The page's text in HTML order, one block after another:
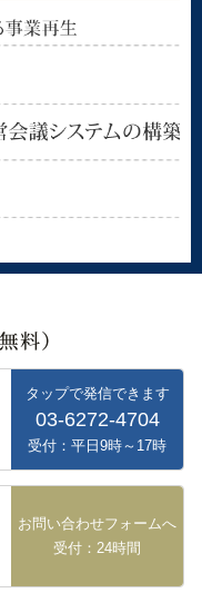
タップで発信できます
03-6272-4704
受付：平日9時～17時
お問い合わせフォームへ
受付：24時間